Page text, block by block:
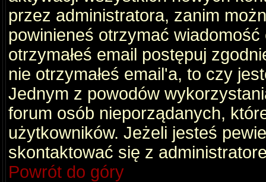
przez administratora, zanim
powinieneś otrzymać
otrzymałeś email postępuj
nie otrzymałeś email'a, to czy
Jednym z powodów
forum osób nieporządanych,
użytkowników. Jeżeli jesteś
skontaktować się z
Powrót do góry